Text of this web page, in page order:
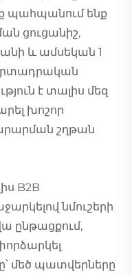
պահպանում ենք
ցուցանիշ,
և ամսեկան 1
է տալիս մեզ
խոշոր
շղթան
B2B
նմուշերի
ընթացքում,
մեծ պատվերները